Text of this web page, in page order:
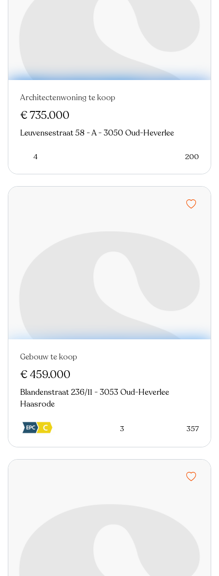
Architectenwoning te koop
€ 735.000
Leuvensestraat 58 - A - 3050 Oud-Heverlee
4 200
Gebouw te koop
€ 459.000
Blandenstraat 236/11 - 3053 Oud-Heverlee
Haasrode
3 357